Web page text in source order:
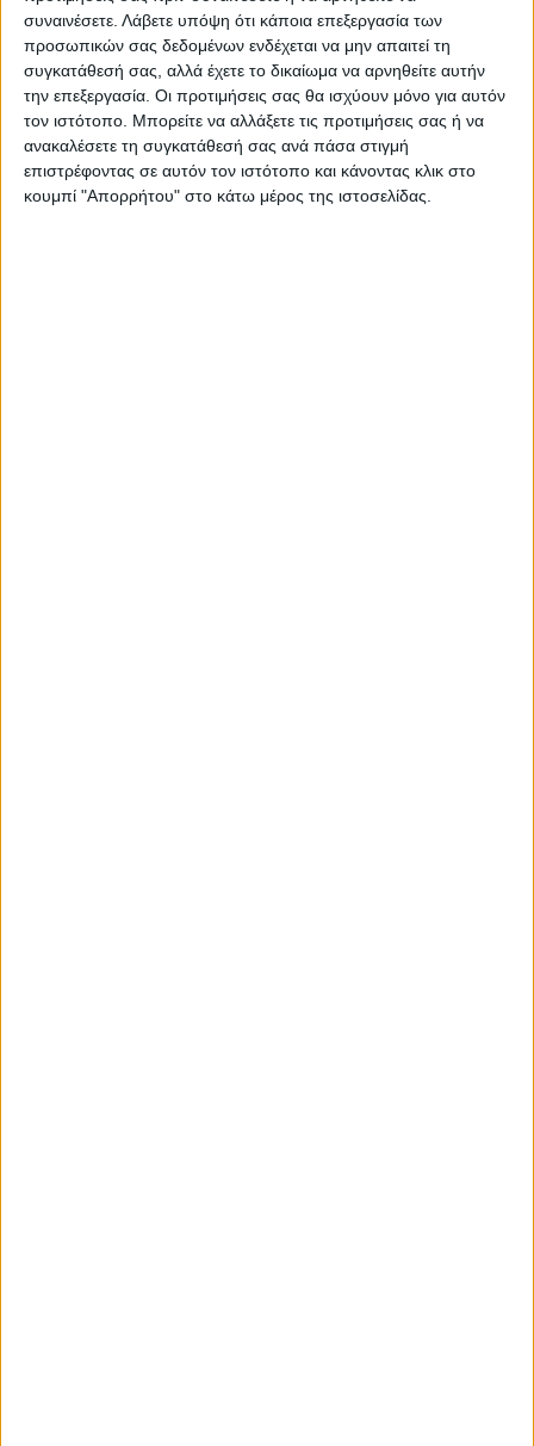
συναινέσετε. Λάβετε υπόψη ότι κάποια επεξεργασία των
προσωπικών σας δεδομένων ενδέχεται να μην απαιτεί τη
συγκατάθεσή σας, αλλά έχετε το δικαίωμα να αρνηθείτε αυτήν
την επεξεργασία. Οι προτιμήσεις σας θα ισχύουν μόνο για αυτόν
τον ιστότοπο. Μπορείτε να αλλάξετε τις προτιμήσεις σας ή να
ανακαλέσετε τη συγκατάθεσή σας ανά πάσα στιγμή
επιστρέφοντας σε αυτόν τον ιστότοπο και κάνοντας κλικ στο
κουμπί "Απορρήτου" στο κάτω μέρος της ιστοσελίδας.